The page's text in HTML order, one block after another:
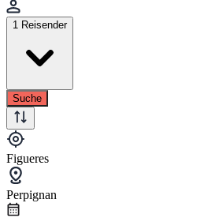
1 Reisender
Suche
Figueres
Perpignan